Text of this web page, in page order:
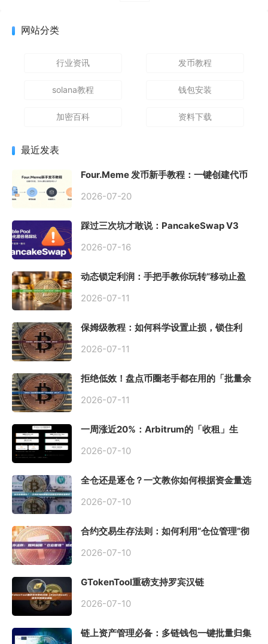
网站分类
行业资讯 发币教程
solana教程 钱包安装
加密百科 资料下载
最近发表
Four.Meme 发币新手教程：一键创建代币
2026-07-20
踩过三次坑才敢说：PancakeSwap V3
初始化
2026-07-16
动态锁定利润：手把手教你玩转“移动止盈
2026-07-11
保姆级教程：如何科学设置止损，锁住利
2026-07-11
拒绝低效！盘点币圈老手都在用的「批量余
2026-07-11
一周涨近20%：Arbitrum的「收租」生
2026-07-10
全仓还是逐仓？一文教你如何根据资金量选
2026-07-10
合约交易生存法则：如何利用“仓位管理”彻
2026-07-10
GTokenTool重磅支持罗宾汉链
2026-07-10
链上资产管理必备：多链钱包一键批量归集